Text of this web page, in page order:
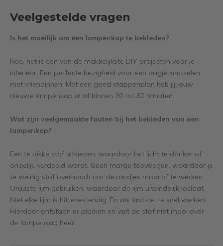
Veelgestelde vragen
Is het moeilijk om een lampenkap te bekleden?
Nee, het is een van de makkelijkste DIY-projecten voor je
interieur. Een perfecte bezigheid voor een dagje knutselen
met vriendinnen. Met een goed stappenplan heb jij jouw
nieuwe lampenkap al af binnen 30 tot 60 minuten.
Wat zijn veelgemaakte fouten bij het bekleden van een
lampenkap?
Een te dikke stof uitkiezen, waardoor het licht te donker of
ongelijk verdeeld wordt. Geen marge toevoegen, waardoor je
te weinig stof overhoudt om de randjes mooi af te werken.
Onjuiste lijm gebruiken, waardoor de lijm uiteindelijk loslaat.
Niet elke lijm is hittebestendig. En als laatste: te snel werken.
Hierdoor ontstaan er plooien en valt de stof niet mooi over
de lampenkap heen.